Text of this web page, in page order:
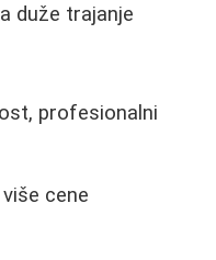
duže trajanje
profesionalni
cene